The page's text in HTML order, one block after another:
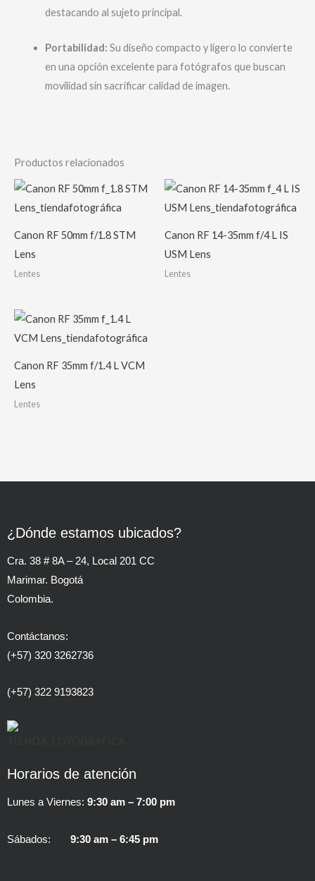
destacando al sujeto principal.​
Portabilidad: Su diseño compacto y ligero lo convierte
en una opción excelente para fotógrafos que buscan
movilidad sin sacrificar calidad de imagen.​
Productos relacionados
Canon RF 50mm f/1.8 STM
Lens
Lentes
Canon RF 14-35mm f/4 L IS
USM Lens
Lentes
Canon RF 35mm f/1.4 L VCM
Lens
Lentes
¿Dónde estamos ubicados?
Cra. 38 # 8A – 24, Local 201 CC
Marimar. Bogotá
Colombia.
Contáctanos:
(+57) 320 3262736
(+57) 322 9193823
Horarios de atención
Lunes a Viernes: 9:30 am – 7:00 pm
Sábados: 9:30 am – 6:45 pm